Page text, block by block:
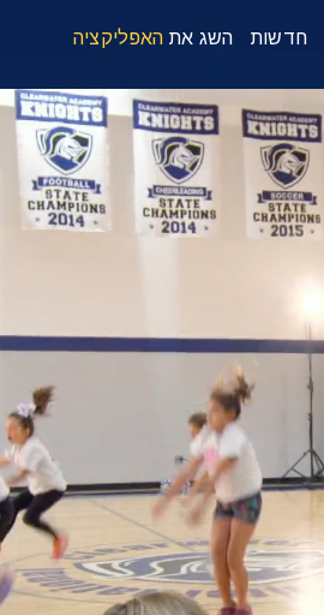
חדשות השג את האפליקציה